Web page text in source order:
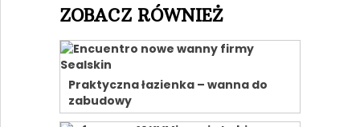
ZOBACZ RÓWNIEŻ
Praktyczna łazienka – wanna do
zabudowy